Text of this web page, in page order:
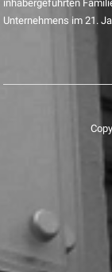
inhabergeführten
Unternehmens im 21.